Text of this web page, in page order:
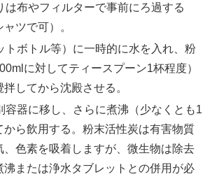
は布やフィルターで事前にろ過する
ャツで可）。
トボトル等）に一時的に水を入れ、粉
に対してティースプーン1杯程度）
してから沈殿させる。
容器に移し、さらに煮沸（少なくとも1
から飲用する。粉末活性炭は有害物質
、色素を吸着しますが、微生物は除去
沸または浄水タブレットとの併用が必